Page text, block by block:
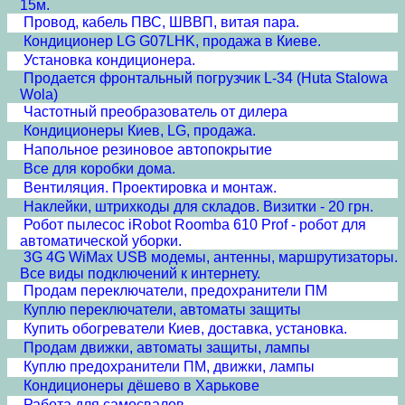
15м.
Провод, кабель ПВС, ШВВП, витая пара.
Кондиционер LG G07LHK, продажа в Киеве.
Установка кондиционера.
Продается фронтальный погрузчик L-34 (Huta Stalowa
Wola)
Частотный преобразователь от дилера
Кондиционеры Киев, LG, продажа.
Напольное резиновое автопокрытие
Все для коробки дома.
Вентиляция. Проектировка и монтаж.
Наклейки, штрихкоды для складов. Визитки - 20 грн.
Робот пылесос iRobot Roomba 610 Prof - робот для
автоматической уборки.
3G 4G WiMax USB модемы, антенны, маршрутизаторы.
Все виды подключений к интернету.
Продам переключатели, предохранители ПМ
Куплю переключатели, автоматы защиты
Купить обогреватели Киев, доставка, установка.
Продам движки, автоматы защиты, лампы
Куплю предохранители ПМ, движки, лампы
Кондиционеры дёшево в Харькове